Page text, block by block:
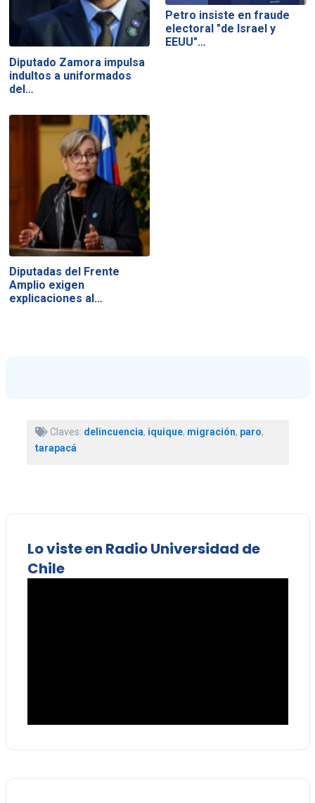
Diputado Zamora impulsa
indultos a uniformados
del…
Petro insiste en fraude
electoral "de Israel y
EEUU"…
Diputadas del Frente
Amplio exigen
explicaciones al…
Claves: delincuencia, iquique, migración, paro,
tarapacá
Lo viste en Radio Universidad de
Chile